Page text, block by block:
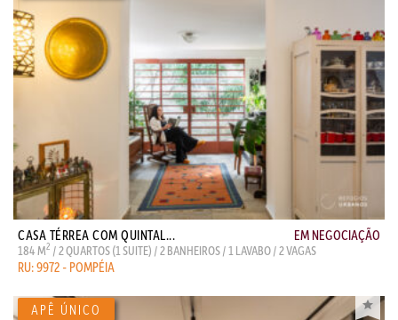
CASA TÉRREA COM QUINTAL... EM NEGOCIAÇÃO
184 M2 / 2 QUARTOS (1 SUITE) / 2 BANHEIROS / 1 LAVABO / 2 VAGAS
RU: 9972 - POMPÉIA